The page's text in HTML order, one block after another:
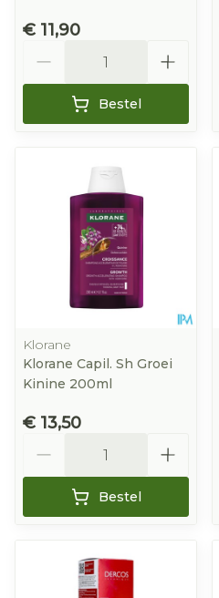
€ 11,90
Bestel
Klorane
Klorane Capil. Sh Groei
Kinine 200ml
€ 13,50
Bestel